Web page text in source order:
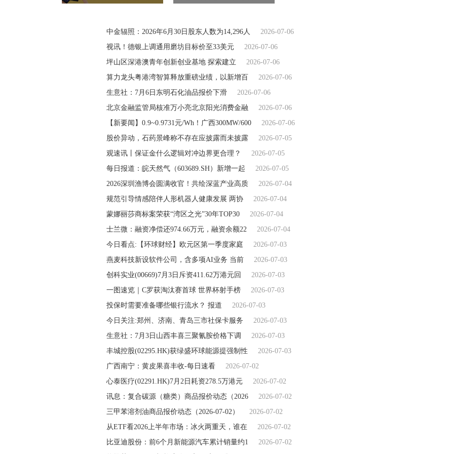
中金辐照：2026年6月30日股东人数为14,296人
2026-07-06
视讯！德银上调通用磨坊目标价至33美元
2026-07-06
​坪山区深港澳青年创新创业基地 探索建立
2026-07-06
算力龙头粤港湾智算释放重磅业绩，以新增百
2026-07-06
生意社：7月6日东明石化油品报价下滑
2026-07-06
北京金融监管局核准万小亮北京阳光消费金融
2026-07-06
【新要闻】0.9~0.9731元/Wh！广西300MW/600
2026-07-06
股价异动，石药景峰称不存在应披露而未披露
2026-07-05
观速讯丨保证金什么逻辑对冲边界更合理？
2026-07-05
每日报道：皖天然气（603689.SH）新增一起
2026-07-05
2026深圳渔博会圆满收官！共绘深蓝产业高质
2026-07-04
规范引导情感陪伴人形机器人健康发展 两协
2026-07-04
蒙娜丽莎商标案荣获“湾区之光”30年TOP30
2026-07-04
士兰微：融资净偿还974.66万元，融资余额22
2026-07-04
今日看点:【环球财经】欧元区第一季度家庭
2026-07-03
燕麦科技新设软件公司，含多项AI业务 当前
2026-07-03
创科实业(00669)7月3日斥资411.62万港元回
2026-07-03
一图速览｜C罗获淘汰赛首球 世界杯射手榜
2026-07-03
投保时需要准备哪些银行流水？ 报道
2026-07-03
今日关注:郑州、济南、青岛三市社保卡服务
2026-07-03
生意社：7月3日山西丰喜三聚氰胺价格下调
2026-07-03
丰城控股(02295.HK)获绿盛环球能源提强制性
2026-07-03
广西南宁：黄皮果喜丰收-每日速看
2026-07-02
心泰医疗(02291.HK)7月2日耗资278.5万港元
2026-07-02
讯息：复合碳源（糖类）商品报价动态（2026
2026-07-02
三甲苯溶剂油商品报价动态（2026-07-02）
2026-07-02
从ETF看2026上半年市场：冰火两重天，谁在
2026-07-02
比亚迪股份：前6个月新能源汽车累计销量约1
2026-07-02